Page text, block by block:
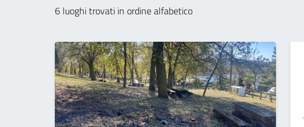
6 luoghi trovati in ordine alfabetico